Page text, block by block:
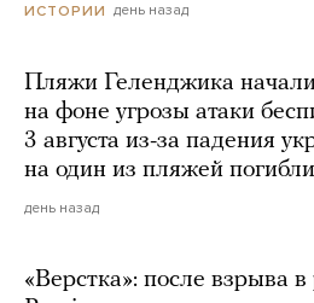
ИСТОРИИ день назад
Пляжи Геленджика
на фоне угрозы атаки
3 августа из-за падения
на один из пляжей
день назад
«Верстка»: после взрыва